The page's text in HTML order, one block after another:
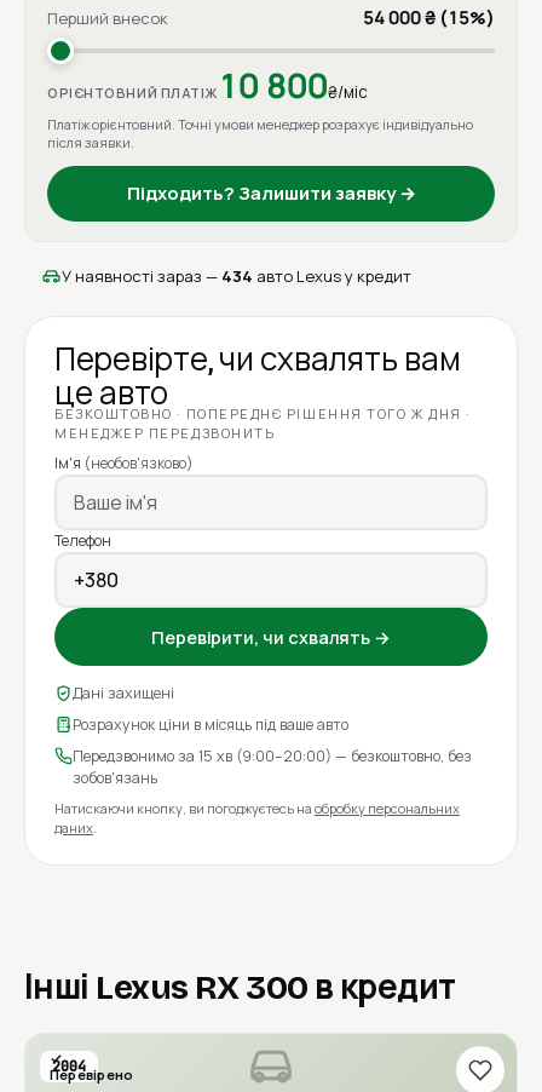
Перший внесок 54 000 ₴ (15%)
ОРІЄНТОВНИЙ ПЛАТІЖ 10 800₴/міс
Платіж орієнтовний. Точні умови менеджер розрахує індивідуально
після заявки.
Підходить? Залишити заявку →
У наявності зараз — 434 авто Lexus у кредит
Перевірте, чи схвалять вам
це авто
БЕЗКОШТОВНО · ПОПЕРЕДНЄ РІШЕННЯ ТОГО Ж ДНЯ ·
МЕНЕДЖЕР ПЕРЕДЗВОНИТЬ
Ім'я (необов'язково)
Телефон
Перевірити, чи схвалять →
Дані захищені
Розрахунок ціни в місяць під ваше авто
Передзвонимо за 15 хв (9:00–20:00) — безкоштовно, без
зобов'язань
Натискаючи кнопку, ви погоджуєтесь на обробку персональних
даних.
Інші Lexus RX 300 в кредит
2004
Перевірено